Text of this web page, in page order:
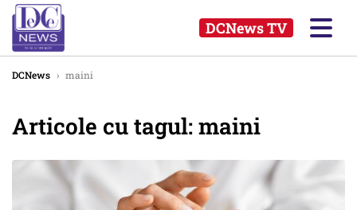
DCNews TV
DCNews › maini
Articole cu tagul: maini